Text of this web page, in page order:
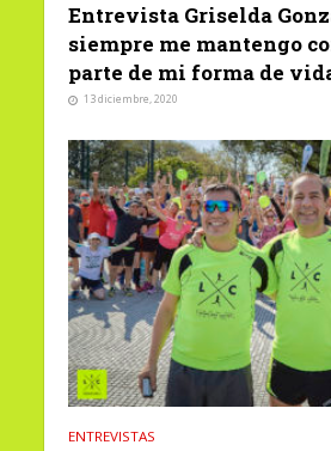
Entrevista Griselda
siempre me mantengo
parte de mi forma de
13 diciembre, 2020
ENTREVISTAS